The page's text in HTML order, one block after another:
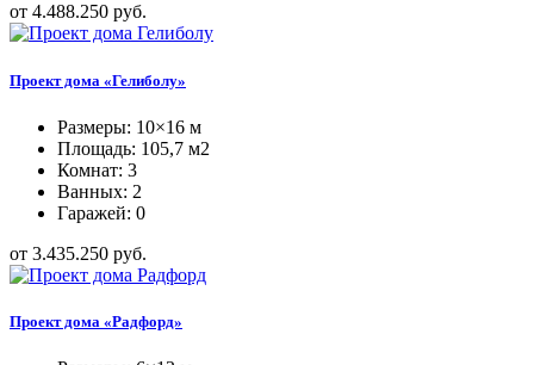
от 4.488.250 руб.
Проект дома «Гелиболу»
Размеры: 10×16 м
Площадь: 105,7 м2
Комнат: 3
Ванных: 2
Гаражей: 0
от 3.435.250 руб.
Проект дома «Радфорд»